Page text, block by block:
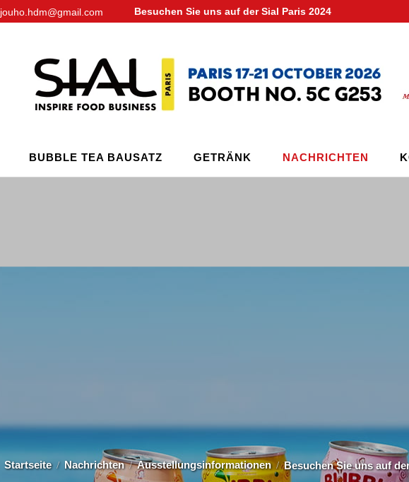
jouho.hdm@gmail.com Besuchen Sie uns auf der Sial Paris 2024
BUBBLE TEA BAUSATZ GETRÄNK NACHRICHTEN
Startseite Nachrichten Ausstellungsinformationen Besuchen Sie uns auf